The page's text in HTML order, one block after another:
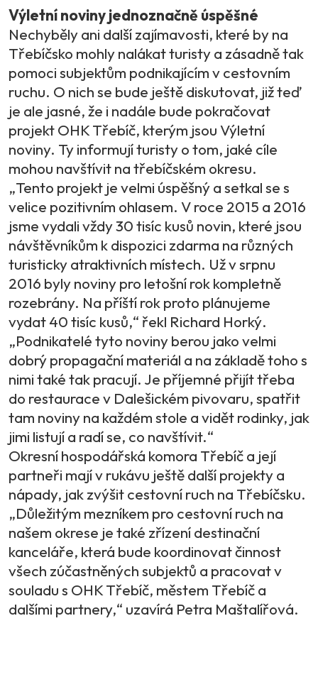
Výletní noviny jednoznačně úspěšné
Nechyběly ani další zajímavosti, které by na
Třebíčsko mohly nalákat turisty a zásadně tak
pomoci subjektům podnikajícím v cestovním
ruchu. O nich se bude ještě diskutovat, již teď
je ale jasné, že i nadále bude pokračovat
projekt OHK Třebíč, kterým jsou Výletní
noviny. Ty informují turisty o tom, jaké cíle
mohou navštívit na třebíčském okresu.
„Tento projekt je velmi úspěšný a setkal se s
velice pozitivním ohlasem. V roce 2015 a 2016
jsme vydali vždy 30 tisíc kusů novin, které jsou
návštěvníkům k dispozici zdarma na různých
turisticky atraktivních místech. Už v srpnu
2016 byly noviny pro letošní rok kompletně
rozebrány. Na příští rok proto plánujeme
vydat 40 tisíc kusů,“ řekl Richard Horký.
„Podnikatelé tyto noviny berou jako velmi
dobrý propagační materiál a na základě toho s
nimi také tak pracují. Je příjemné přijít třeba
do restaurace v Dalešickém pivovaru, spatřit
tam noviny na každém stole a vidět rodinky, jak
jimi listují a radí se, co navštívit.“
Okresní hospodářská komora Třebíč a její
partneři mají v rukávu ještě další projekty a
nápady, jak zvýšit cestovní ruch na Třebíčsku.
„Důležitým mezníkem pro cestovní ruch na
našem okrese je také zřízení destinační
kanceláře, která bude koordinovat činnost
všech zúčastněných subjektů a pracovat v
souladu s OHK Třebíč, městem Třebíč a
dalšími partnery,“ uzavírá Petra Maštalířová.